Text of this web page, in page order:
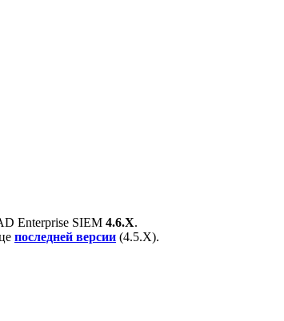
Enterprise SIEM 4.6.X.
последней версии (4.5.X).